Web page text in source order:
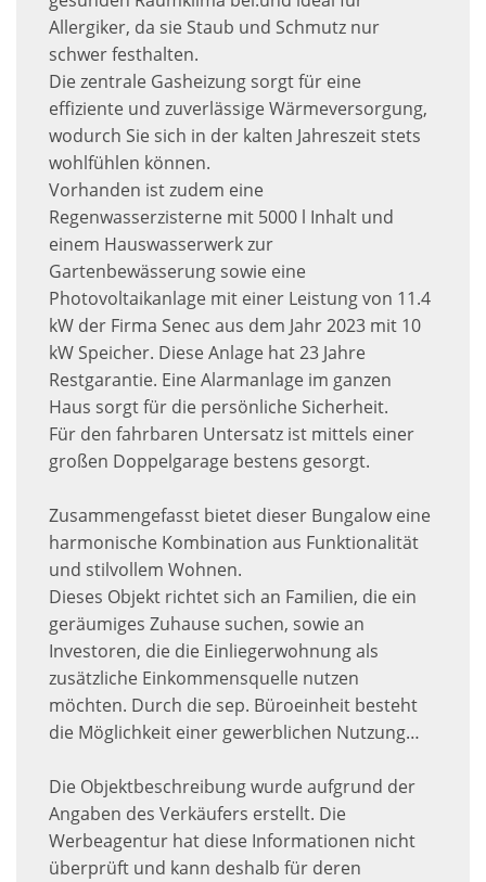
Allergiker, da sie Staub und Schmutz nur
schwer festhalten.
Die zentrale Gasheizung sorgt für eine
effiziente und zuverlässige Wärmeversorgung,
wodurch Sie sich in der kalten Jahreszeit stets
wohlfühlen können.
Vorhanden ist zudem eine
Regenwasserzisterne mit 5000 l Inhalt und
einem Hauswasserwerk zur
Gartenbewässerung sowie eine
Photovoltaikanlage mit einer Leistung von 11.4
kW der Firma Senec aus dem Jahr 2023 mit 10
kW Speicher. Diese Anlage hat 23 Jahre
Restgarantie. Eine Alarmanlage im ganzen
Haus sorgt für die persönliche Sicherheit.
Für den fahrbaren Untersatz ist mittels einer
großen Doppelgarage bestens gesorgt.
Zusammengefasst bietet dieser Bungalow eine
harmonische Kombination aus Funktionalität
und stilvollem Wohnen.
Dieses Objekt richtet sich an Familien, die ein
geräumiges Zuhause suchen, sowie an
Investoren, die die Einliegerwohnung als
zusätzliche Einkommensquelle nutzen
möchten. Durch die sep. Büroeinheit besteht
die Möglichkeit einer gewerblichen Nutzung…
Die Objektbeschreibung wurde aufgrund der
Angaben des Verkäufers erstellt. Die
Werbeagentur hat diese Informationen nicht
überprüft und kann deshalb für deren